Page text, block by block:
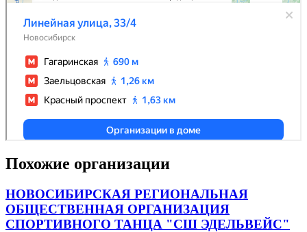
Похожие организации
НОВОСИБИРСКАЯ РЕГИОНАЛЬНАЯ
ОБЩЕСТВЕННАЯ ОРГАНИЗАЦИЯ
СПОРТИВНОГО ТАНЦА "СШ ЭДЕЛЬВЕЙС"